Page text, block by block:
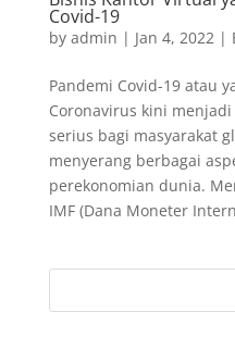
Covid-19
by admin | Jan 4, 2022 |
Pandemi Covid-19 atau
Coronavirus kini
serius bagi masyarakat
menyerang berbagai
perekonomian dunia.
IMF (Dana Moneter